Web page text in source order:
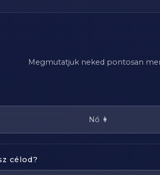
Megmutatjuk neked pontosan
Nő 👩
célod?